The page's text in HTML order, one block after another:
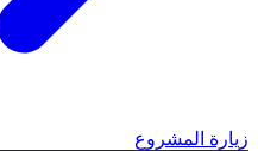
زيارة المشروع